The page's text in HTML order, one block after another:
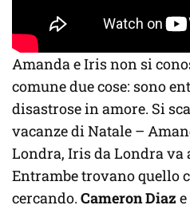
Amanda e Iris non si
comune due cose: sono
disastrose in amore. Si
vacanze di Natale –
Londra, Iris da Londra va
Entrambe trovano quello
cercando. Cameron Diaz e